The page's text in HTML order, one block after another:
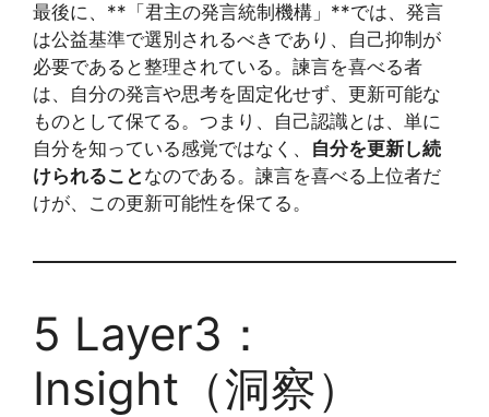
最後に、**「君主の発言統制機構」**では、発言
は公益基準で選別されるべきであり、自己抑制が
必要であると整理されている。諫言を喜べる者
は、自分の発言や思考を固定化せず、更新可能な
ものとして保てる。つまり、自己認識とは、単に
自分を知っている感覚ではなく、 自分を更新し続
けられること なのである。諫言を喜べる上位者だ
けが、この更新可能性を保てる。
5 Layer3：
Insight（洞察）